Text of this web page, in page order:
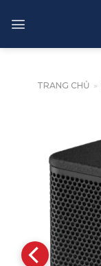
TRANG CHỦ »